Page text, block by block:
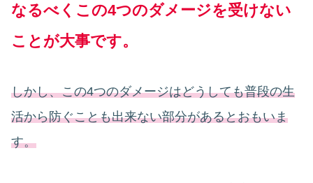
なるべくこの4つのダメージを受けない
ことが大事です。
しかし、この4つのダメージはどうしても普段の生
活から防ぐことも出来ない部分があるとおもいま
す。